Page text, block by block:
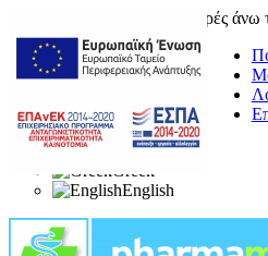
Δωρεάν μεταφορικά για αγορές
Greek
English